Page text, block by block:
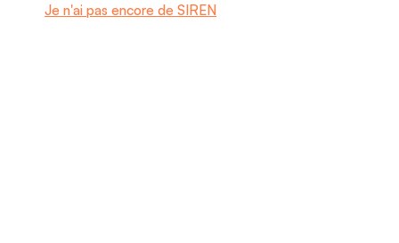
Je n'ai pas encore de SIREN